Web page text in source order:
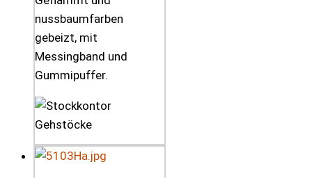
nussbaumfarben
gebeizt, mit
Messingband und
Gummipuffer.